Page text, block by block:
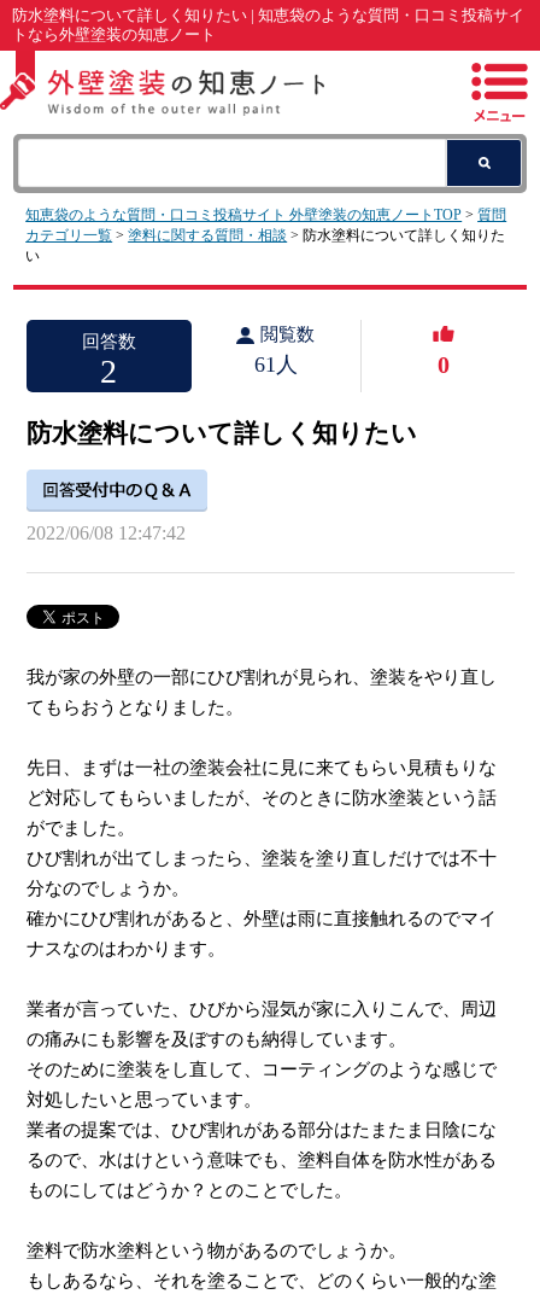
防水塗料について詳しく知りたい | 知恵袋のような質問・口コミ投稿サイ
トなら外壁塗装の知恵ノート
知恵袋のような質問・口コミ投稿サイト 外壁塗装の知恵ノートTOP >質問
カテゴリ一覧 >塗料に関する質問・相談 > 防水塗料について詳しく知りた
い
回答数
2
閲覧数
61人 0
防水塗料について詳しく知りたい
2022/06/08 12:47:42
我が家の外壁の一部にひび割れが見られ、塗装をやり直し
てもらおうとなりました。
先日、まずは一社の塗装会社に見に来てもらい見積もりな
ど対応してもらいましたが、そのときに防水塗装という話
がでました。
ひび割れが出てしまったら、塗装を塗り直しだけでは不十
分なのでしょうか。
確かにひび割れがあると、外壁は雨に直接触れるのでマイ
ナスなのはわかります。
業者が言っていた、ひびから湿気が家に入りこんで、周辺
の痛みにも影響を及ぼすのも納得しています。
そのために塗装をし直して、コーティングのような感じで
対処したいと思っています。
業者の提案では、ひび割れがある部分はたまたま日陰にな
るので、水はけという意味でも、塗料自体を防水性がある
ものにしてはどうか？とのことでした。
塗料で防水塗料という物があるのでしょうか。
もしあるなら、それを塗ることで、どのくらい一般的な塗